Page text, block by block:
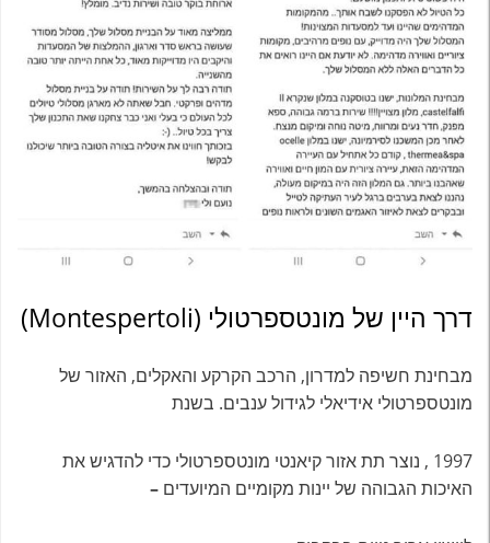
דרך היין של מונטספרטולי (Montespertoli)
מבחינת חשיפה למדרון, הרכב הקרקע והאקלים, האזור של
מונטספרטולי אידיאלי לגידול ענבים. בשנת
1997 , נוצר תת אזור קיאנטי מונטספרטולי כדי להדגיש את
האיכות הגבוהה של יינות מקומיים המיועדים –